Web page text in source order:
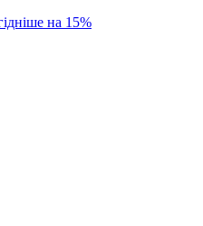
на 15%